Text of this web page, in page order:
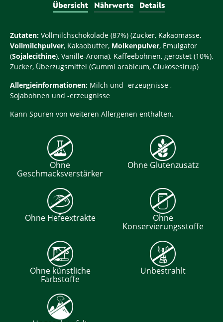
Übersicht Nährwerte Details
Zutaten: Vollmilchschokolade (87%) (Zucker, Kakaomasse,
Vollmilchpulver, Kakaobutter, Molkenpulver, Emulgator
(Sojalecithine), Vanille-Aroma), Kaffeebohnen, geröstet (10%),
Zucker, Überzugsmittel (Gummi arabicum, Glukosesirup)
Allergieinformationen: Milch und -erzeugnisse ,
Sojabohnen und -erzeugnisse
Kann Spuren von weiteren Allergenen enthalten.
Ohne
Geschmacksverstärker
Ohne Glutenzusatz
Ohne Hefeextrakte Ohne
Konservierungsstoffe
Ohne künstliche
Farbstoffe
Unbestrahlt